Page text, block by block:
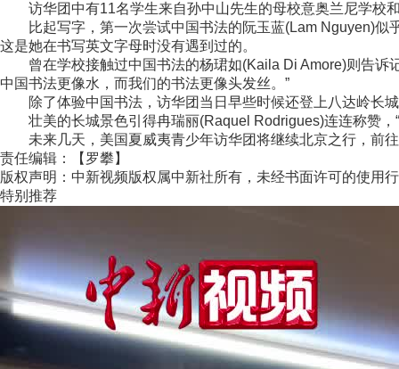
访华团中有11名学生来自孙中山先生的母校意奥兰尼学校和
比起写字，第一次尝试中国书法的阮玉蓝(Lam Nguyen)似
这是她在书写英文字母时没有遇到过的。
曾在学校接触过中国书法的杨珺如(Kaila Di Amore)则告诉
中国书法更像水，而我们的书法更像头发丝。”
除了体验中国书法，访华团当日早些时候还登上八达岭长
壮美的长城景色引得冉瑞丽(Raquel Rodrigues)连连称赞，
未来几天，美国夏威夷青少年访华团将继续北京之行，前往
责任编辑：【罗攀】
版权声明：中新视频版权属中新社所有，未经书面许可的使用
特别推荐